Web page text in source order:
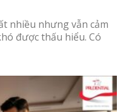
nhiều nhưng vẫn cảm
được thấu hiểu. Có